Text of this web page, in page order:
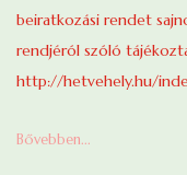
beiratkozási rendet
rendjéról szóló
http://hetvehely.hu/
Bővebben...